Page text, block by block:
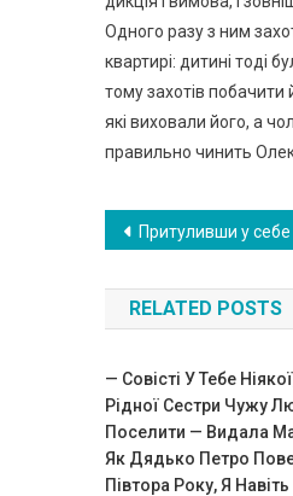
Одного разу з ним
квартирі: дитині тоді
тому захотів побачити
які виховали його, а
правильно чинить
Навигация
по
записям
Притуливши у себе вдома стареньку бабусю, ми й уявити не могли, яким дивом
RELATED POSTS
— Совісті У Тебе
Рідної Сестри Чужу
Поселити — Видала
Як Дядько Петро
Півтора Року, Я